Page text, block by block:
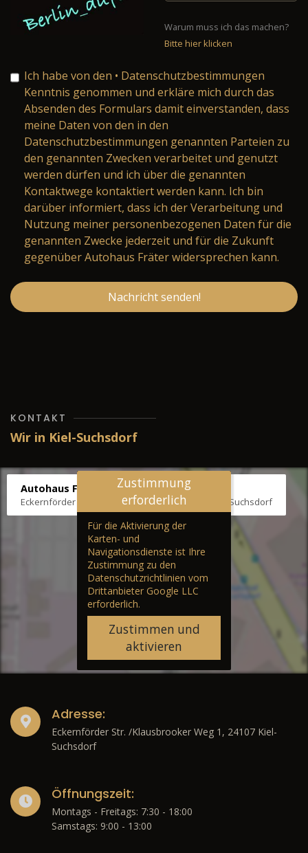
Warum muss ich das machen?
Bitte hier klicken
Ich habe von den • Datenschutzbestimmungen
Kenntnis genommen und erkläre mich durch das
Absenden des Formulars damit einverstanden, dass
meine Daten von den in den
Datenschutzbestimmungen genannten Parteien zu
den genannten Zwecken verarbeitet und genutzt
werden dürfen und ich über die genannten
Kontaktwege kontaktiert werden kann. Ich bin
darüber informiert, dass ich der Verarbeitung und
Nutzung meiner personenbezogenen Daten für die
genannten Zwecke jederzeit und für die Zukunft
gegenüber Autohaus Fräter widersprechen kann.
Nachricht senden!
KONTAKT
Wir in Kiel-Suchsdorf
Autohaus Fräter
Eckernförder Str. /Klausbrooker Weg 1, 24107 Kiel-Suchsdorf
Zustimmung
erforderlich
Für die Aktivierung der
Karten- und
Navigationsdienste ist Ihre
Zustimmung zu den
Datenschutzrichtlinien vom
Drittanbieter Google LLC
erforderlich.
Zustimmen und
aktivieren
Adresse:
Eckernförder Str. /Klausbrooker Weg 1, 24107 Kiel-
Suchsdorf
Öffnungszeit:
Montags - Freitags: 7:30 - 18:00
Samstags: 9:00 - 13:00